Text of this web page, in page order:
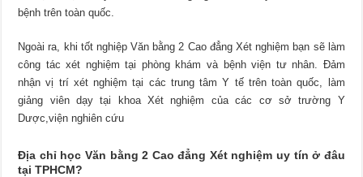
bệnh trên toàn quốc.
Ngoài ra, khi tốt nghiệp Văn bằng 2 Cao đẳng Xét nghiệm bạn sẽ làm
công tác xét nghiệm tại phòng khám và bệnh viện tư nhân. Đảm
nhận vị trí xét nghiệm tại các trung tâm Y tế trên toàn quốc, làm
giảng viên dạy tại khoa Xét nghiệm của các cơ sở trường Y
Dược,viện nghiên cứu
Địa chỉ học Văn bằng 2 Cao đẳng Xét nghiệm uy tín ở đâu
tại TPHCM?